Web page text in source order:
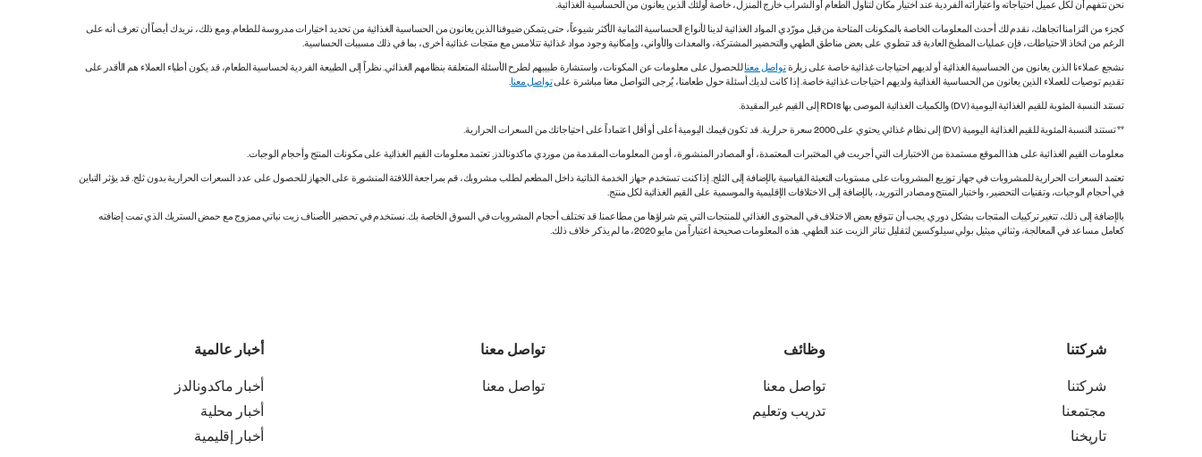
نحن نتفهم أن لكل عميل احتياجاته واعتباراته الفردية عند اختيار مكان لتناول الطعام أو الشراب خارج المنزل، خاصة أولئك الذين يعانون من الحساسية الغذائية.
كجزء من التزامنا اتجاهك، نقدم لك أحدث المعلومات الخاصة بالمكونات المتاحة من قبل مورّدي المواد الغذائية لدينا لأنواع الحساسية الثمانية الأكثر شيوعاً، حتى يتمكن ضيوفنا الذين يعانون من الحساسية الغذائية من تحديد اختيارات مدروسة للطعام. ومع ذلك، نريدك أيضاً أن تعرف أنه على
الرغم من اتخاذ الاحتياطات، فإن عمليات المطبخ العادية قد تنطوي على بعض مناطق الطهي والتحضير المشتركة، والمعدات والأواني، وإمكانية وجود مواد غذائية تتلامس مع منتجات غذائية أخرى، بما في ذلك مسببات الحساسية.
نشجع عملاءنا الذين يعانون من الحساسية الغذائية أو لديهم احتياجات غذائية خاصة على زيارةتواصل معناللحصول على معلومات عن المكونات، واستشارة طبيبهم لطرح الأسئلة المتعلقة بنظامهم الغذائي. نظراً إلى الطبيعة الفردية لحساسية الطعام، قد يكون أطباء العملاء هم الأقدر على
تقديم توصيات للعملاء الذين يعانون من الحساسية الغذائية ولديهم احتياجات غذائية خاصة. إذا كانت لديك أسئلة حول طعامنا، يُرجى التواصل معنا مباشرة علىتواصل معنا.
تستند النسبة المئوية للقيم الغذائية اليومية (DV) والكميات الغذائية الموصى بها RDIs إلى القيم غير المقيدة.
** تستند النسبة المئوية للقيم الغذائية اليومية (DV) إلى نظام غذائي يحتوي على 2000 سعرة حرارية. قد تكون قيمك اليومية أعلى أو أقل اعتماداً على احتياجاتك من السعرات الحرارية.
معلومات القيم الغذائية على هذا الموقع مستمدة من الاختبارات التي أجريت في المختبرات المعتمدة، أو المصادر المنشورة، أو من المعلومات المقدمة من موردي ماكدونالدز. تعتمد معلومات القيم الغذائية على مكونات المنتج وأحجام الوجبات.
تعتمد السعرات الحرارية للمشروبات في جهاز توزيع المشروبات على مستويات التعبئة القياسية بالإضافة إلى الثلج. إذا كنت تستخدم جهاز الخدمة الذاتية داخل المطعم لطلب مشروبك، قم بمراجعة اللافتة المنشورة على الجهاز للحصول على عدد السعرات الحرارية بدون ثلج. قد يؤثر التباين
في أحجام الوجبات، وتقنيات التحضير، واختبار المنتج ومصادر التوريد، بالإضافة إلى الاختلافات الإقليمية والموسمية على القيم الغذائية لكل منتج.
بالإضافة إلى ذلك، تتغير تركيبات المنتجات بشكل دوري. يجب أن تتوقع بعض الاختلاف في المحتوى الغذائي للمنتجات التي يتم شراؤها من مطاعمنا. قد تختلف أحجام المشروبات في السوق الخاصة بك. نستخدم في تحضير الأصناف زيت نباتي ممزوج مع حمض الستريك الذي تمت إضافته
كعامل مساعد في المعالجة، وثنائي ميثيل بولي سيلوكسين لتقليل تناثر الزيت عند الطهي. هذه المعلومات صحيحة اعتباراً من مايو 2020، ما لم يذكر خلاف ذلك.
شركتنا
شركتنا
مجتمعنا
تاريخنا
وظائف
تواصل معنا
تدريب وتعليم
تواصل معنا
تواصل معنا
أخبار عالمية
أخبار ماكدونالدز
أخبار محلية
أخبار إقليمية